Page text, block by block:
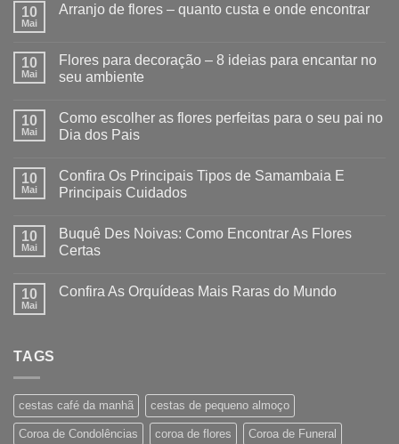
10
Mai
Arranjo de flores – quanto custa e onde encontrar
10
Mai
Flores para decoração – 8 ideias para encantar no
seu ambiente
10
Mai
Como escolher as flores perfeitas para o seu pai no
Dia dos Pais
10
Mai
Confira Os Principais Tipos de Samambaia E
Principais Cuidados
10
Mai
Buquê Des Noivas: Como Encontrar As Flores
Certas
10
Mai
Confira As Orquídeas Mais Raras do Mundo
TAGS
cestas café da manhã cestas de pequeno almoço
Coroa de Condolências coroa de flores Coroa de Funeral